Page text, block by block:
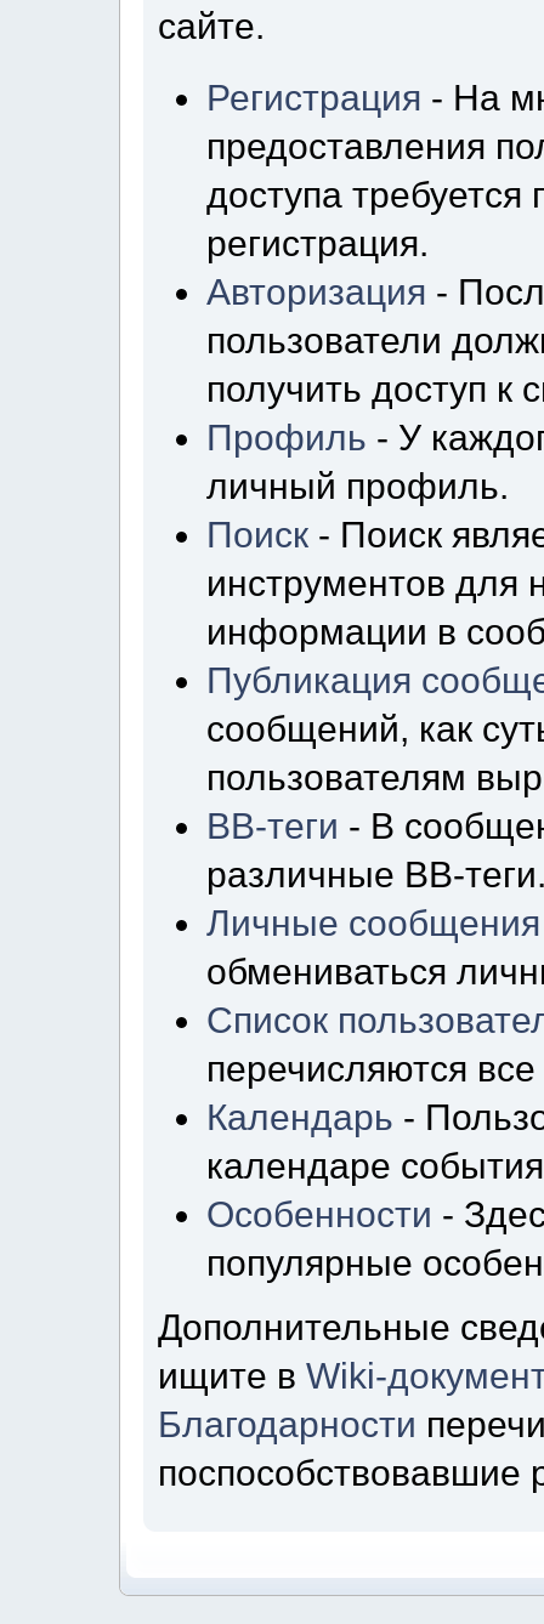
сайте.
Регистрация - На
предоставления
доступа
регистрация.
Авторизация -
пользователи
получить доступ к
Профиль - У
личный профиль.
Поиск - Поиск
инструментов для
информации в
Публикация
сообщений, как
пользователям
BB-теги - В
различные BB-
Личные сообщения
обмениваться
Список
перечисляются
Календарь -
календаре
Особенности -
популярные
Дополнительные
ищите вWiki-
Благодарности
поспособствовавшие